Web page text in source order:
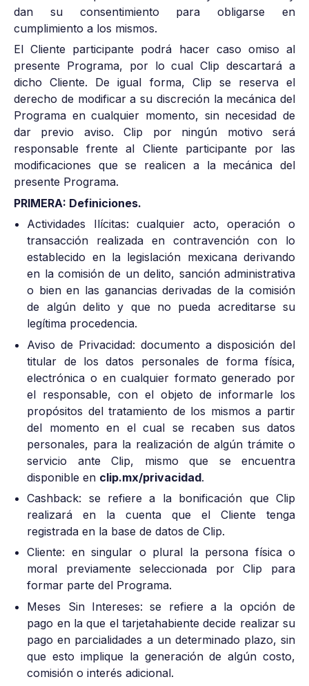
dan su consentimiento para obligarse en
cumplimiento a los mismos.
El Cliente participante podrá hacer caso omiso al
presente Programa, por lo cual Clip descartará a
dicho Cliente. De igual forma, Clip se reserva el
derecho de modificar a su discreción la mecánica del
Programa en cualquier momento, sin necesidad de
dar previo aviso. Clip por ningún motivo será
responsable frente al Cliente participante por las
modificaciones que se realicen a la mecánica del
presente Programa.
PRIMERA: Definiciones.
Actividades Ilícitas: cualquier acto, operación o
transacción realizada en contravención con lo
establecido en la legislación mexicana derivando
en la comisión de un delito, sanción administrativa
o bien en las ganancias derivadas de la comisión
de algún delito y que no pueda acreditarse su
legítima procedencia.
Aviso de Privacidad: documento a disposición del
titular de los datos personales de forma física,
electrónica o en cualquier formato generado por
el responsable, con el objeto de informarle los
propósitos del tratamiento de los mismos a partir
del momento en el cual se recaben sus datos
personales, para la realización de algún trámite o
servicio ante Clip, mismo que se encuentra
disponible en clip.mx/privacidad.
Cashback: se refiere a la bonificación que Clip
realizará en la cuenta que el Cliente tenga
registrada en la base de datos de Clip.
Cliente: en singular o plural la persona física o
moral previamente seleccionada por Clip para
formar parte del Programa.
Meses Sin Intereses: se refiere a la opción de
pago en la que el tarjetahabiente decide realizar su
pago en parcialidades a un determinado plazo, sin
que esto implique la generación de algún costo,
comisión o interés adicional.